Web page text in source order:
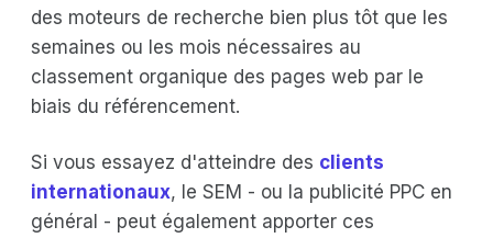
des moteurs de recherche bien plus tôt que les
semaines ou les mois nécessaires au
classement organique des pages web par le
biais du référencement.
Si vous essayez d'atteindre des clients
internationaux, le SEM - ou la publicité PPC en
général - peut également apporter ces